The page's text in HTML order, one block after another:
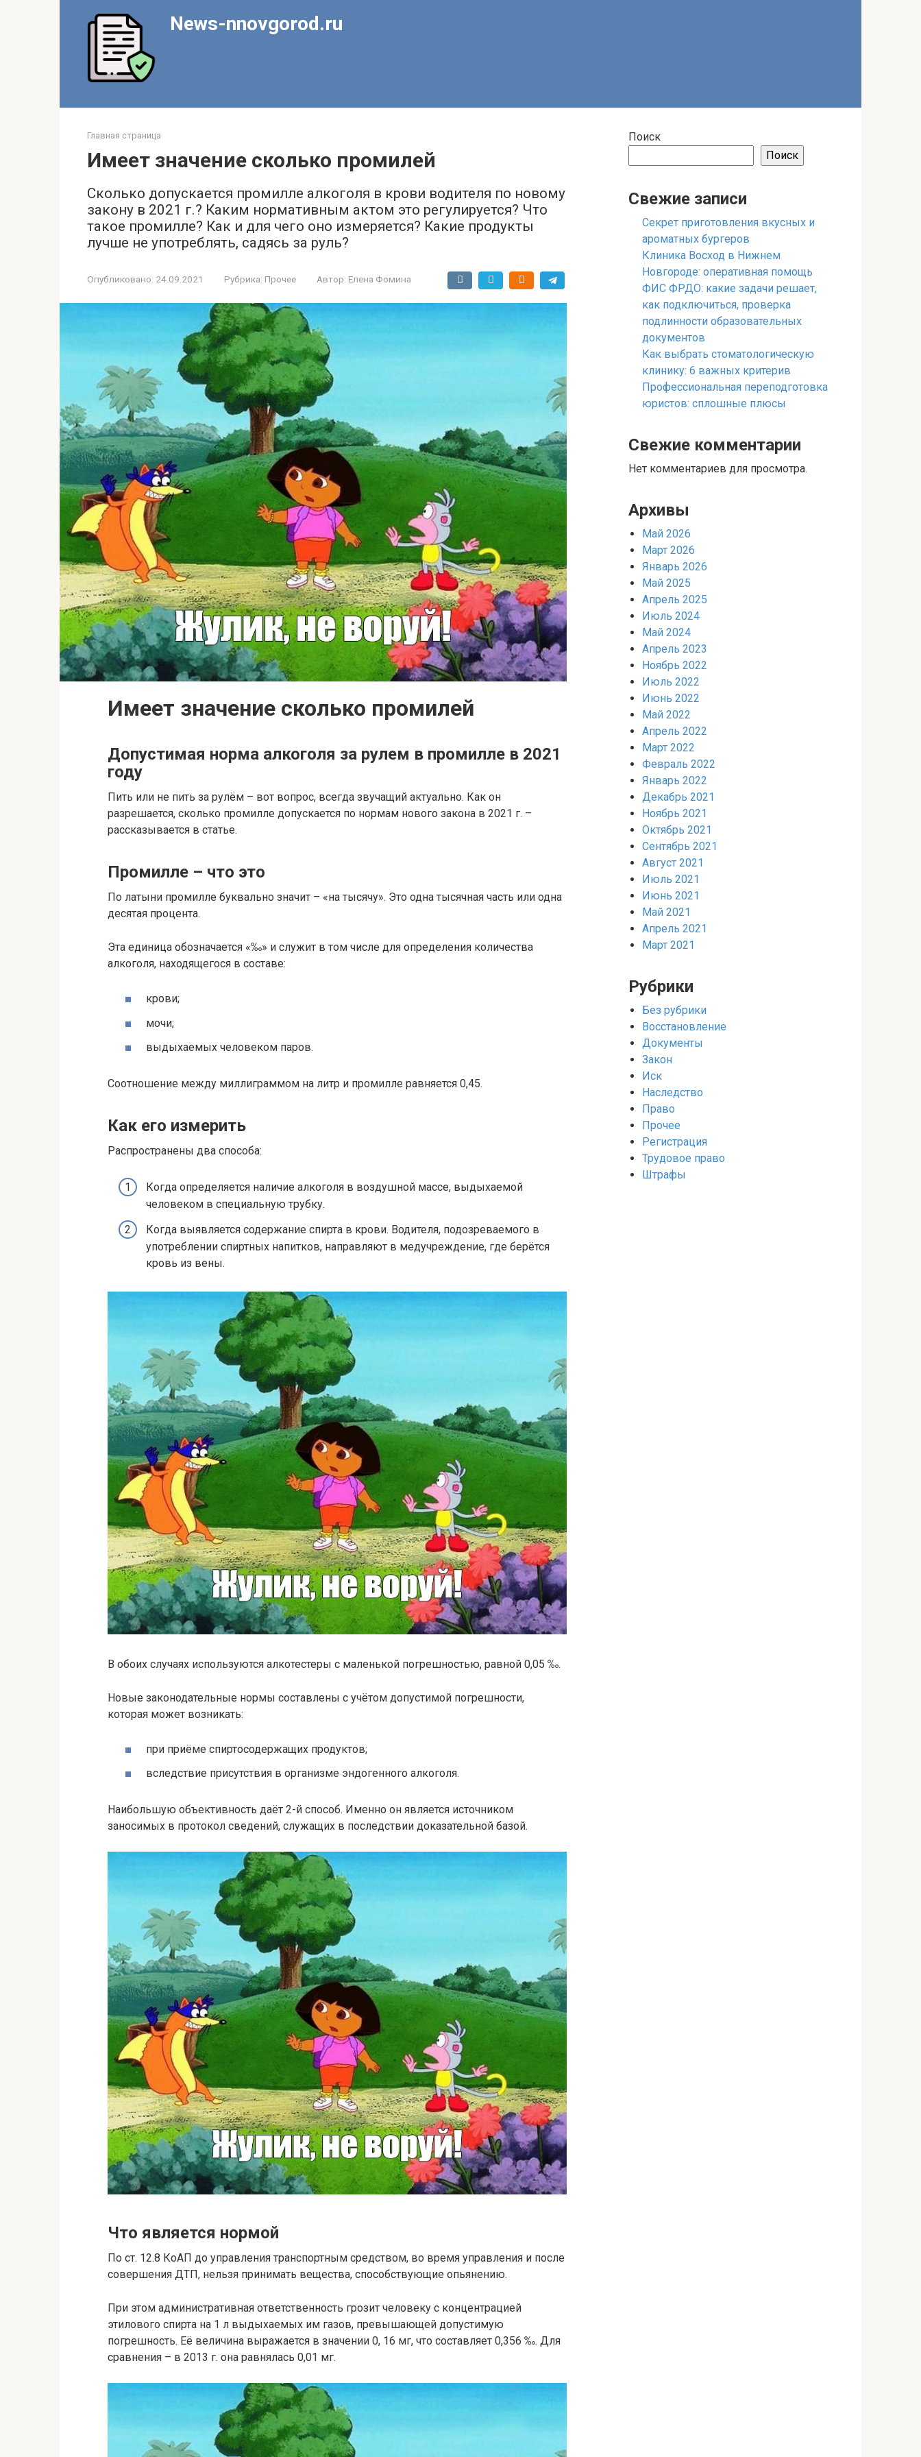
News-nnovgorod.ru
Главная страница
Имеет значение сколько промилей
Сколько допускается промилле алкоголя в крови водителя по новому
закону в 2021 г.? Каким нормативным актом это регулируется? Что
такое промилле? Как и для чего оно измеряется? Какие продукты
лучше не употреблять, садясь за руль?
Опубликовано: 24.09.2021 Рубрика: Прочее Автор: Елена Фомина
Имеет значение сколько промилей
Допустимая норма алкоголя за рулем в промилле в 2021
году
Пить или не пить за рулём – вот вопрос, всегда звучащий актуально. Как он
разрешается, сколько промилле допускается по нормам нового закона в 2021 г. –
рассказывается в статье.
Промилле – что это
По латыни промилле буквально значит – «на тысячу». Это одна тысячная часть или одна
десятая процента.
Эта единица обозначается «‰» и служит в том числе для определения количества
алкоголя, находящегося в составе:
крови;
мочи;
выдыхаемых человеком паров.
Соотношение между миллиграммом на литр и промилле равняется 0,45.
Как его измерить
Распространены два способа:
Когда определяется наличие алкоголя в воздушной массе, выдыхаемой
человеком в специальную трубку.
Когда выявляется содержание спирта в крови. Водителя, подозреваемого в
употреблении спиртных напитков, направляют в медучреждение, где берётся
кровь из вены.
В обоих случаях используются алкотестеры с маленькой погрешностью, равной 0,05 ‰.
Новые законодательные нормы составлены с учётом допустимой погрешности,
которая может возникать:
при приёме спиртосодержащих продуктов;
вследствие присутствия в организме эндогенного алкоголя.
Наибольшую объективность даёт 2-й способ. Именно он является источником
заносимых в протокол сведений, служащих в последствии доказательной базой.
Что является нормой
По ст. 12.8 КоАП до управления транспортным средством, во время управления и после
совершения ДТП, нельзя принимать вещества, способствующие опьянению.
При этом административная ответственность грозит человеку с концентрацией
этилового спирта на 1 л выдыхаемых им газов, превышающей допустимую
погрешность. Её величина выражается в значении 0, 16 мг, что составляет 0,356 ‰. Для
сравнения – в 2013 г. она равнялась 0,01 мг.
Поиск
Поиск
Свежие записи
Секрет приготовления вкусных и
ароматных бургеров
Клиника Восход в Нижнем
Новгороде: оперативная помощь
ФИС ФРДО: какие задачи решает,
как подключиться, проверка
подлинности образовательных
документов
Как выбрать стоматологическую
клинику: 6 важных критерив
Профессиональная переподготовка
юристов: сплошные плюсы
Свежие комментарии
Нет комментариев для просмотра.
Архивы
Май 2026
Март 2026
Январь 2026
Май 2025
Апрель 2025
Июль 2024
Май 2024
Апрель 2023
Ноябрь 2022
Июль 2022
Июнь 2022
Май 2022
Апрель 2022
Март 2022
Февраль 2022
Январь 2022
Декабрь 2021
Ноябрь 2021
Октябрь 2021
Сентябрь 2021
Август 2021
Июль 2021
Июнь 2021
Май 2021
Апрель 2021
Март 2021
Рубрики
Без рубрики
Восстановление
Документы
Закон
Иск
Наследство
Право
Прочее
Регистрация
Трудовое право
Штрафы